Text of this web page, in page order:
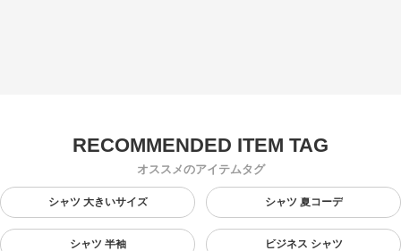
オススメのアイテムタグ
シャツ 大きいサイズ シャツ 夏コーデ
シャツ 半袖 ビジネス シャツ